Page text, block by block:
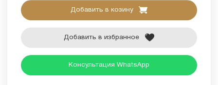
Добавить в козину
Добавить в избранное
Консультация WhatsApp